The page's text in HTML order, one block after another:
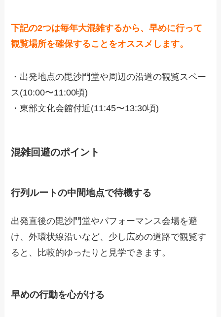
下記の2つは毎年大混雑するから、早めに行って
観覧場所を確保することをオススメします。
・出発地点の毘沙門堂や周辺の沿道の観覧スペー
ス(10:00〜11:00頃)
・東部文化会館付近(11:45〜13:30頃)
混雑回避のポイント
行列ルートの中間地点で待機する
出発直後の毘沙門堂やパフォーマンス会場を避
け、外環状線沿いなど、少し広めの道路で観覧す
ると、比較的ゆったりと見学できます。
早めの行動を心がける